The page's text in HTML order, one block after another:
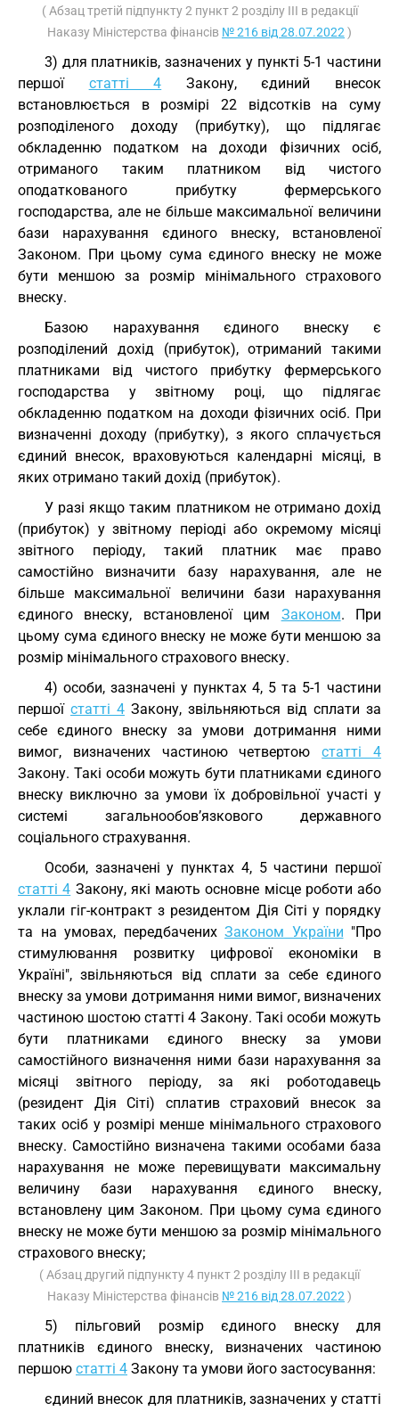
( Абзац третій підпункту 2 пункт 2 розділу III в редакції
Наказу Міністерства фінансів № 216 від 28.07.2022 )
3) для платників, зазначених у пункті 5-1 частини
першої статті 4 Закону, єдиний внесок
встановлюється в розмірі 22 відсотків на суму
розподіленого доходу (прибутку), що підлягає
обкладенню податком на доходи фізичних осіб,
отриманого таким платником від чистого
оподаткованого прибутку фермерського
господарства, але не більше максимальної величини
бази нарахування єдиного внеску, встановленої
Законом. При цьому сума єдиного внеску не може
бути меншою за розмір мінімального страхового
внеску.
Базою нарахування єдиного внеску є
розподілений дохід (прибуток), отриманий такими
платниками від чистого прибутку фермерського
господарства у звітному році, що підлягає
обкладенню податком на доходи фізичних осіб. При
визначенні доходу (прибутку), з якого сплачується
єдиний внесок, враховуються календарні місяці, в
яких отримано такий дохід (прибуток).
У разі якщо таким платником не отримано дохід
(прибуток) у звітному періоді або окремому місяці
звітного періоду, такий платник має право
самостійно визначити базу нарахування, але не
більше максимальної величини бази нарахування
єдиного внеску, встановленої цим Законом. При
цьому сума єдиного внеску не може бути меншою за
розмір мінімального страхового внеску.
4) особи, зазначені у пунктах 4, 5 та 5-1 частини
першої статті 4 Закону, звільняються від сплати за
себе єдиного внеску за умови дотримання ними
вимог, визначених частиною четвертоюстатті 4
Закону. Такі особи можуть бути платниками єдиного
внеску виключно за умови їх добровільної участі у
системі загальнообов’язкового державного
соціального страхування.
Особи, зазначені у пунктах 4, 5 частини першої
статті 4 Закону, які мають основне місце роботи або
уклали гіг-контракт з резидентом Дія Сіті у порядку
та на умовах, передбачених Законом України "Про
стимулювання розвитку цифрової економіки в
Україні", звільняються від сплати за себе єдиного
внеску за умови дотримання ними вимог, визначених
частиною шостою статті 4 Закону. Такі особи можуть
бути платниками єдиного внеску за умови
самостійного визначення ними бази нарахування за
місяці звітного періоду, за які роботодавець
(резидент Дія Сіті) сплатив страховий внесок за
таких осіб у розмірі менше мінімального страхового
внеску. Самостійно визначена такими особами база
нарахування не може перевищувати максимальну
величину бази нарахування єдиного внеску,
встановлену цим Законом. При цьому сума єдиного
внеску не може бути меншою за розмір мінімального
страхового внеску;
( Абзац другий підпункту 4 пункт 2 розділу III в редакції
Наказу Міністерства фінансів № 216 від 28.07.2022 )
5) пільговий розмір єдиного внеску для
платників єдиного внеску, визначених частиною
першою статті 4 Закону та умови його застосування:
єдиний внесок для платників, зазначених у статті